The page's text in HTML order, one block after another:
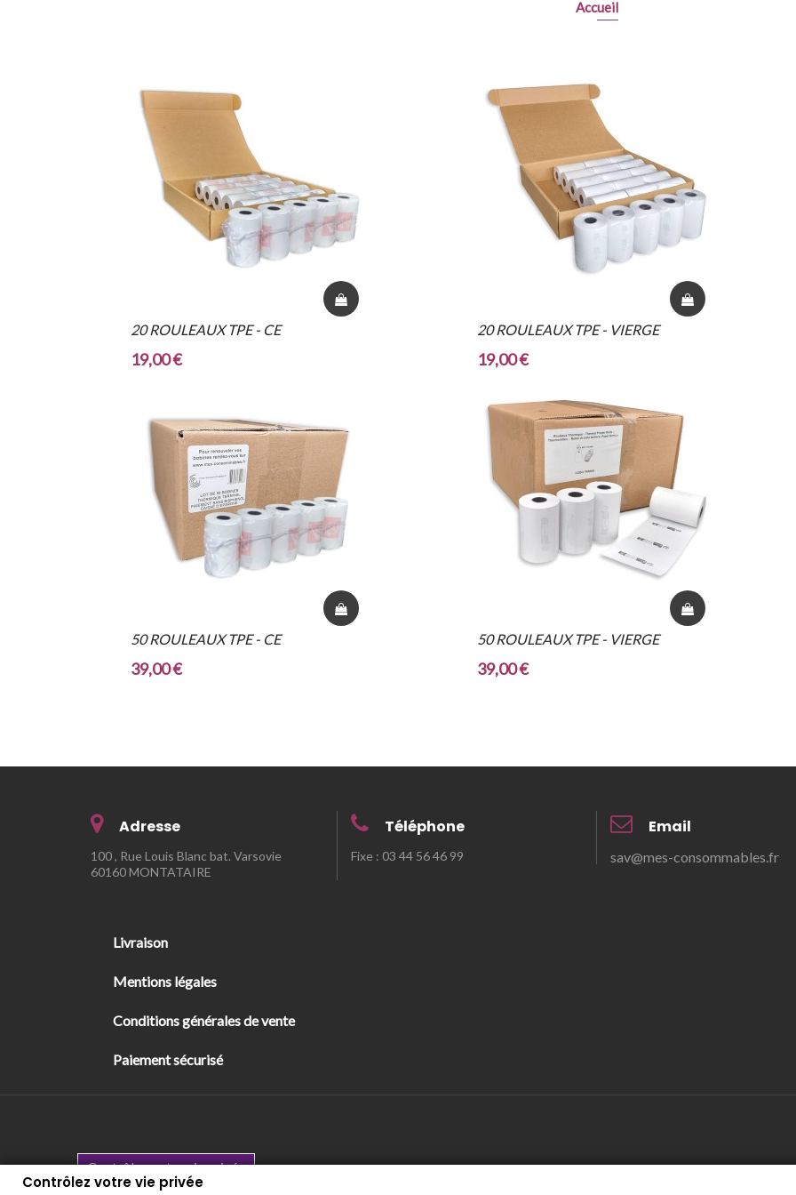
Accueil
20 ROULEAUX TPE - CE
19,00 €
50 ROULEAUX TPE - CE
39,00 €
20 ROULEAUX TPE - VIERGE
19,00 €
50 ROULEAUX TPE - VIERGE
39,00 €
Adresse
100 , Rue Louis Blanc bat. Varsovie
60160 MONTATAIRE
Téléphone
Fixe : 03 44 56 46 99
Email
sav@mes-consommables.fr
Livraison
Mentions légales
Conditions générales de vente
Paiement sécurisé
Contrôlez votre vie privée
Contrôlez votre vie privée